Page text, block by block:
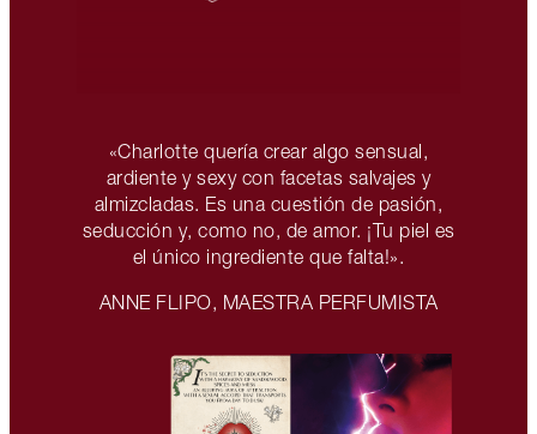
«Charlotte quería crear algo sensual,
ardiente y sexy con facetas salvajes y
almizcladas. Es una cuestión de pasión,
seducción y, como no, de amor. ¡Tu piel es
el único ingrediente que falta!».
ANNE FLIPO, MAESTRA PERFUMISTA